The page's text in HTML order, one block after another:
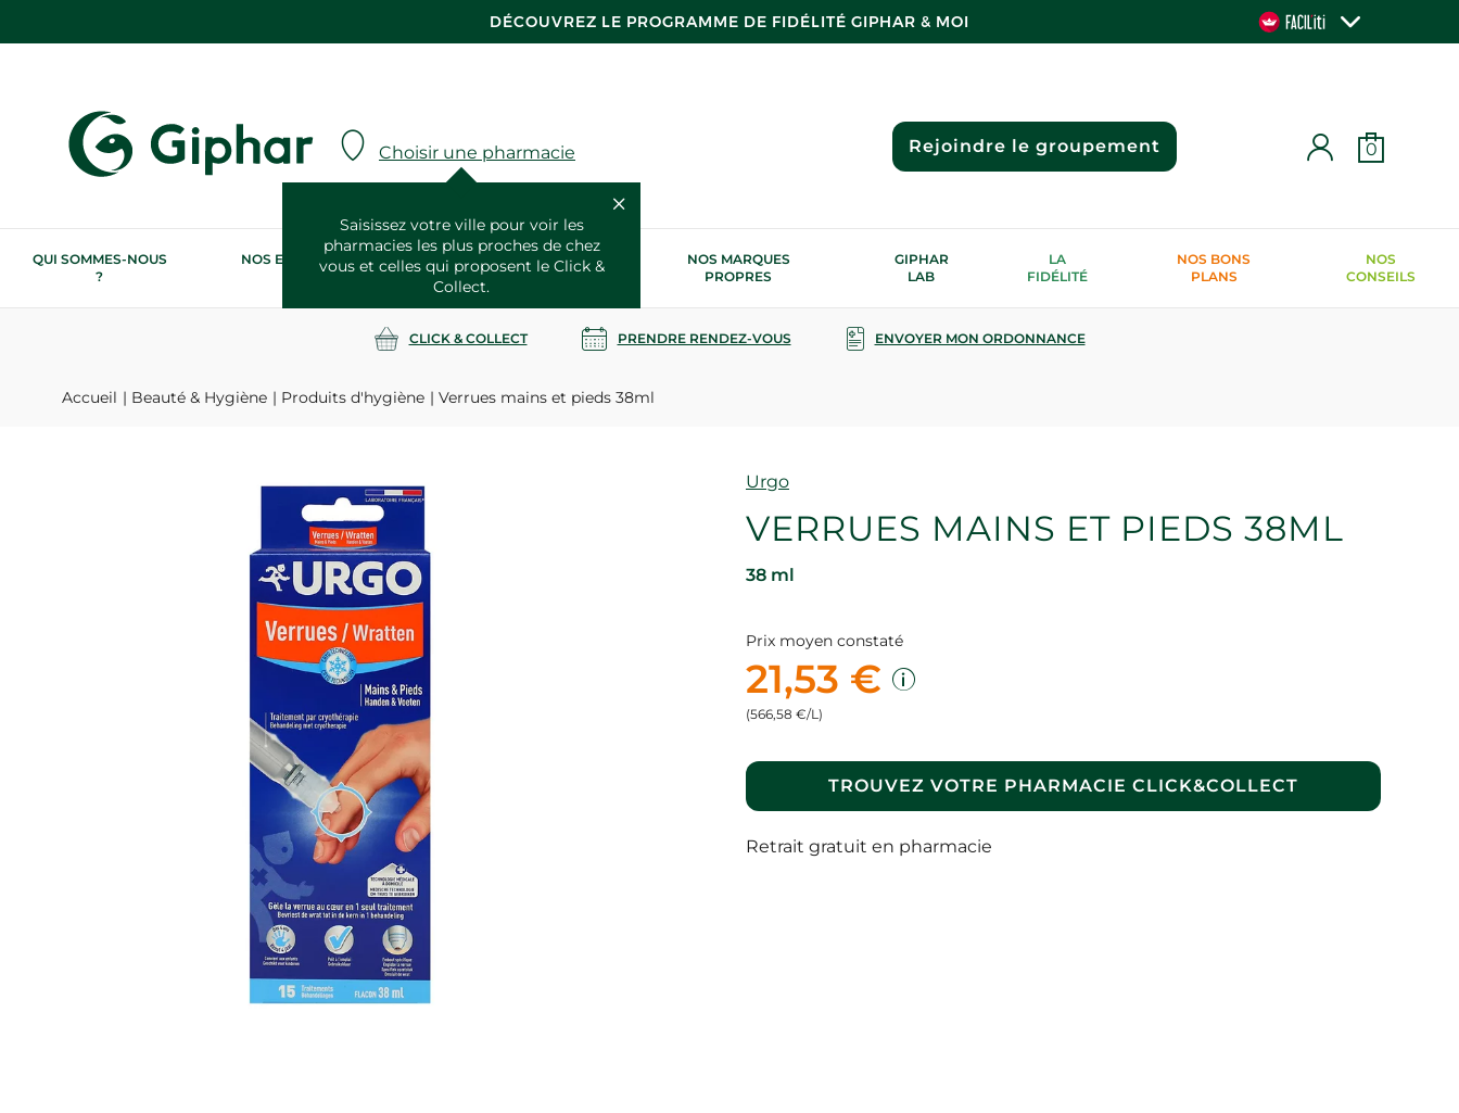
DÉCOUVREZ LE PROGRAMME DE FIDÉLITÉ GIPHAR & MOI
Choisir une pharmacie
Saisissez votre ville pour voir les
pharmacies les plus proches de chez
vous et celles qui proposent le Click &
Collect.
Rejoindre le groupement 0
QUI SOMMES-NOUS
?
NOS ENGAGEMENTS
RSE
NOS SERVICES
SANTÉ
NOS MARQUES
PROPRES
GIPHAR
LAB
LA
FIDÉLITÉ
NOS BONS
PLANS
NOS
CONSEILS
CLICK & COLLECT PRENDRE RENDEZ-VOUS ENVOYER MON ORDONNANCE
Accueil Beauté & Hygiène Produits d'hygiène Verrues mains et pieds 38ml
Marque
Urgo
VERRUES MAINS ET PIEDS 38ML
38 ml
Prix moyen constaté
21,53 €
(566,58 €/L)
TROUVEZ VOTRE PHARMACIE CLICK&COLLECT
Retrait gratuit en pharmacie